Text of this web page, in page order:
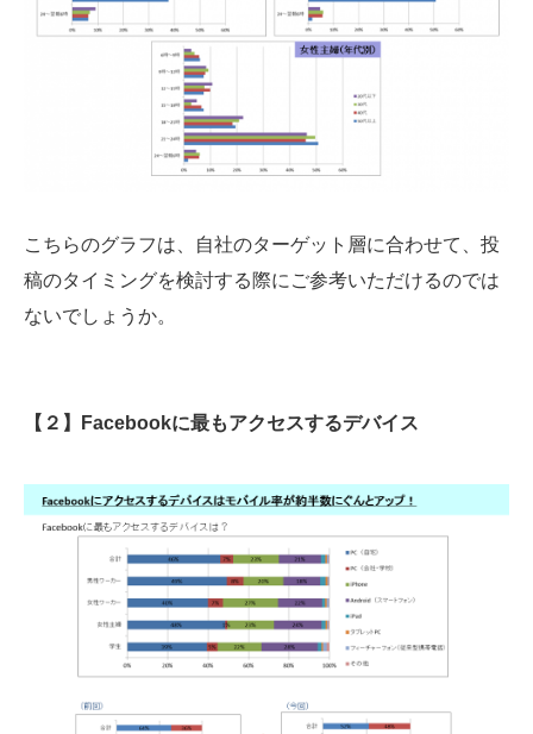
こちらのグラフは、自社のターゲット層に合わせて、投
稿のタイミングを検討する際にご参考いただけるのでは
ないでしょうか。
【２】Facebookに最もアクセスするデバイス